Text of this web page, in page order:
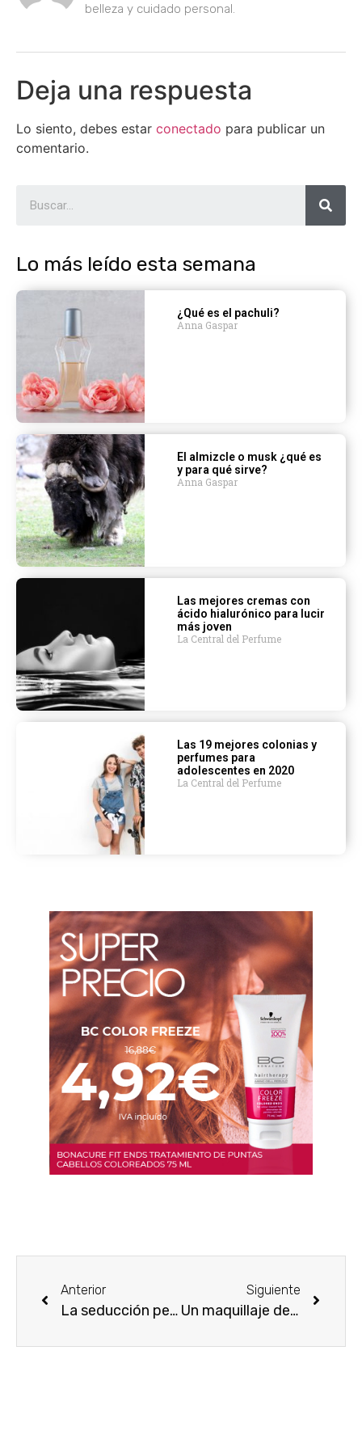
belleza y cuidado personal.
Deja una respuesta
Lo siento, debes estar conectado para publicar un
comentario.
Lo más leído esta semana
¿Qué es el pachuli?
Anna Gaspar
El almizcle o musk ¿qué es
y para qué sirve?
Anna Gaspar
Las mejores cremas con
ácido hialurónico para lucir
más joven
La Central del Perfume
Las 19 mejores colonias y
perfumes para
adolescentes en 2020
La Central del Perfume
Anterior
La seducción perfecta: feromonas
Siguiente
Un maquillaje de altos vuelos